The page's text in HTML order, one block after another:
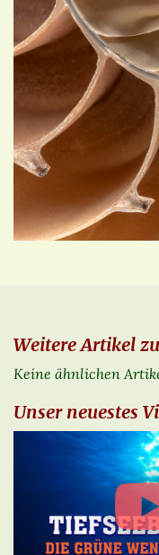
Weitere Artikel
Keine ähnlichen
Unser neuestes